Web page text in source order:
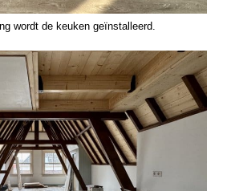
wordt de keuken geïnstalleerd.